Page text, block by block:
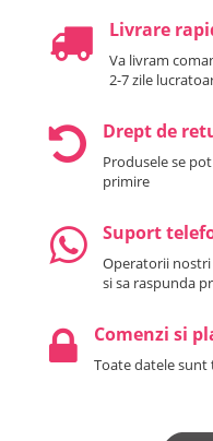
Livrare
Va livram
2-7 zile
Drept de
Produsele se
primire
Suport
Operatorii
si sa raspunda
Comenzi si
Toate datele sunt